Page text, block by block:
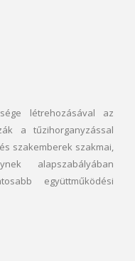
létrehozásával az
a tűzihorganyzással
szakemberek szakmai,
alapszabályában
együttműködési